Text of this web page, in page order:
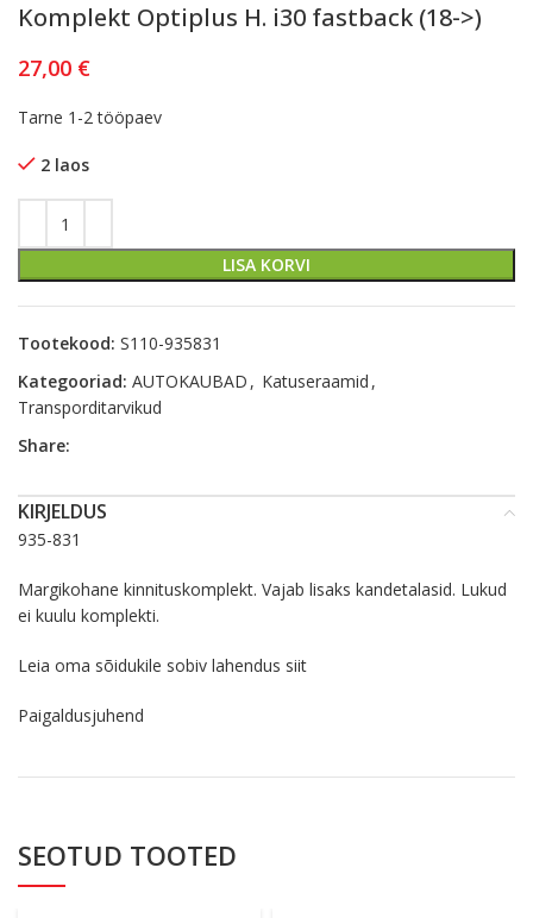
Komplekt Optiplus H. i30 fastback (18->)
27,00 €
Tarne 1-2 tööpaev
2 laos
LISA KORVI
Tootekood: S110-935831
Kategooriad: AUTOKAUBAD , Katuseraamid ,
Transporditarvikud
Share:
KIRJELDUS
935-831
Margikohane kinnituskomplekt. Vajab lisaks kandetalasid. Lukud
ei kuulu komplekti.
Leia oma sõidukile sobiv lahendus siit
Paigaldusjuhend
SEOTUD TOOTED